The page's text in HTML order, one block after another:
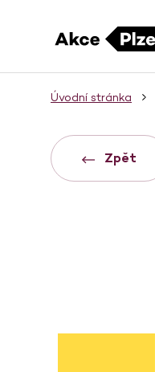
Úvodní stránka
Zpět